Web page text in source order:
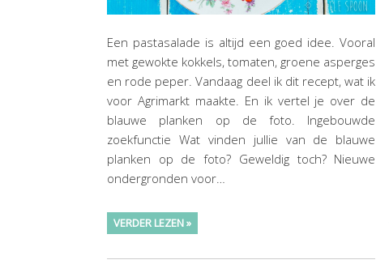
Een pastasalade is altijd een goed idee. Vooral
met gewokte kokkels, tomaten, groene asperges
en rode peper. Vandaag deel ik dit recept, wat ik
voor Agrimarkt maakte. En ik vertel je over de
blauwe planken op de foto. Ingebouwde
zoekfunctie Wat vinden jullie van de blauwe
planken op de foto? Geweldig toch? Nieuwe
ondergronden voor…
VERDER LEZEN »